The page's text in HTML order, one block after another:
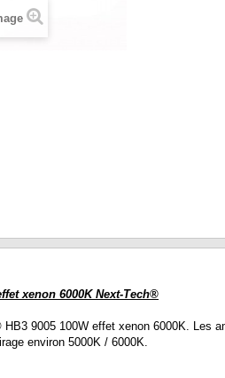
xenon 6000K Next-Tech®
HB3 9005 100W effet xenon 6000K. Les
environ 5000K / 6000K.